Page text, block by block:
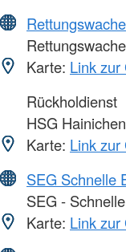
Rettungswache
Karte: Link zur
Rückholdienst
HSG
Karte: Link zur
SEG Schnelle
SEG -
Karte: Link zur